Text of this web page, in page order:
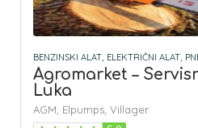
BENZINSKI ALAT, ELEKTRIČNI ALAT,
Agromarket –
Luka
AGM, Elpumps, Villager